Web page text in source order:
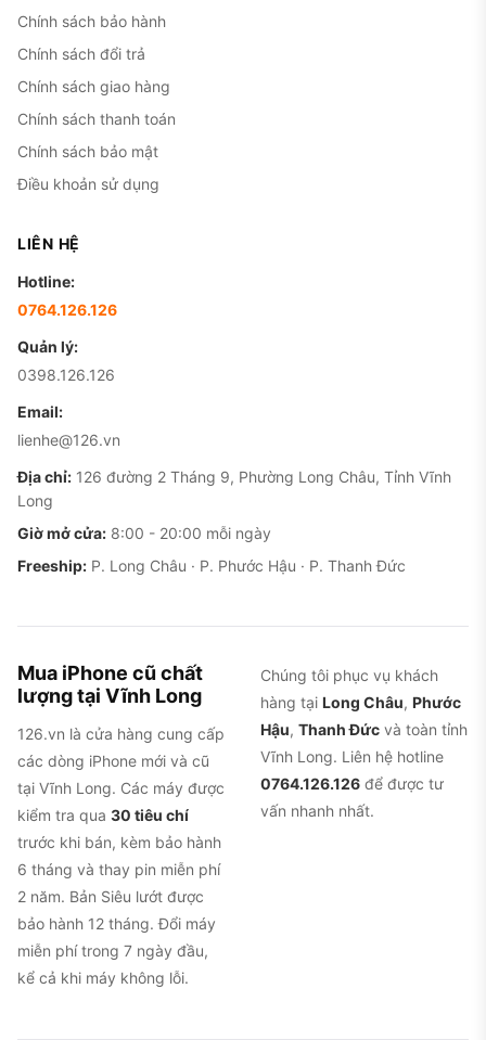
Chính sách bảo hành
Chính sách đổi trả
Chính sách giao hàng
Chính sách thanh toán
Chính sách bảo mật
Điều khoản sử dụng
LIÊN HỆ
Hotline:
0764.126.126
Quản lý:
0398.126.126
Email:
lienhe@126.vn
Địa chỉ: 126 đường 2 Tháng 9, Phường Long Châu, Tỉnh Vĩnh
Long
Giờ mở cửa: 8:00 - 20:00 mỗi ngày
Freeship: P. Long Châu · P. Phước Hậu · P. Thanh Đức
Mua iPhone cũ chất
lượng tại Vĩnh Long
126.vn là cửa hàng cung cấp
các dòng iPhone mới và cũ
tại Vĩnh Long. Các máy được
kiểm tra qua 30 tiêu chí
trước khi bán, kèm bảo hành
6 tháng và thay pin miễn phí
2 năm. Bản Siêu lướt được
bảo hành 12 tháng. Đổi máy
miễn phí trong 7 ngày đầu,
kể cả khi máy không lỗi.
Chúng tôi phục vụ khách
hàng tại Long Châu, Phước
Hậu, Thanh Đức và toàn tỉnh
Vĩnh Long. Liên hệ hotline
0764.126.126 để được tư
vấn nhanh nhất.